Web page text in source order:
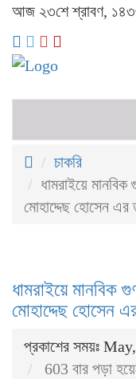
আজ ২৩শে শ্রাবণ,
চাকরি
ধামরাইয়ে
মোহাদ্দেছ হোসেন
ধামরাইয়ে মানবিক
মোহাদ্দেছ হোসেন
প্রকাশের সময়ঃ
603 বার পড়া